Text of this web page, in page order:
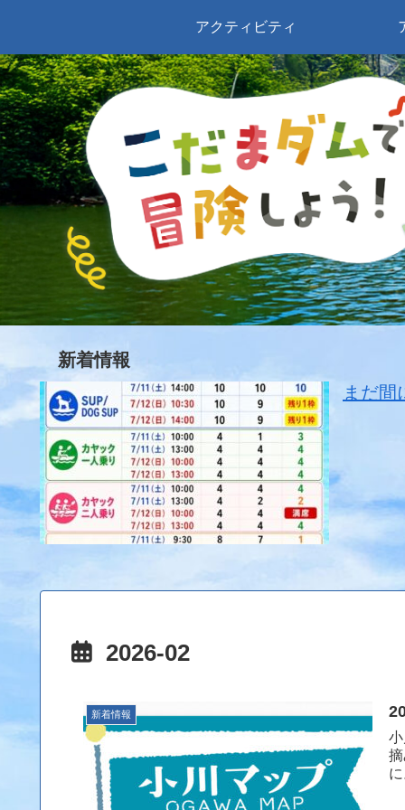
アクティビティ
新着情報
まだ間
2026-02
新着情報